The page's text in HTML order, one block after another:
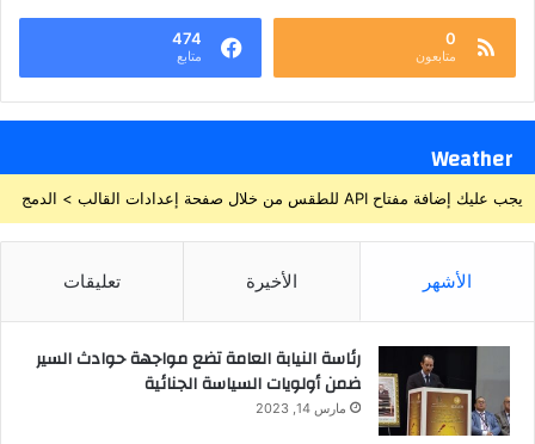
0
متابعون
474
متابع
Weather
يجب عليك إضافة مفتاح API للطقس من خلال صفحة إعدادات القالب > الدمج
الأشهر الأخيرة تعليقات
رئاسة النيابة العامة تضع مواجهة حوادث السير
ضمن أولويات السياسة الجنائية
مارس 14, 2023